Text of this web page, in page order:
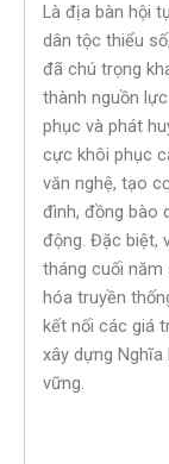
Là địa bàn hội
dân tộc thiểu
đã chú trọng
thành nguồn
phục và phát
cực khôi phục
văn nghệ, tạo
đình, đồng bào
động. Đặc biệt,
tháng cuối năm
hóa truyền
kết nối các giá
xây dựng
vững.